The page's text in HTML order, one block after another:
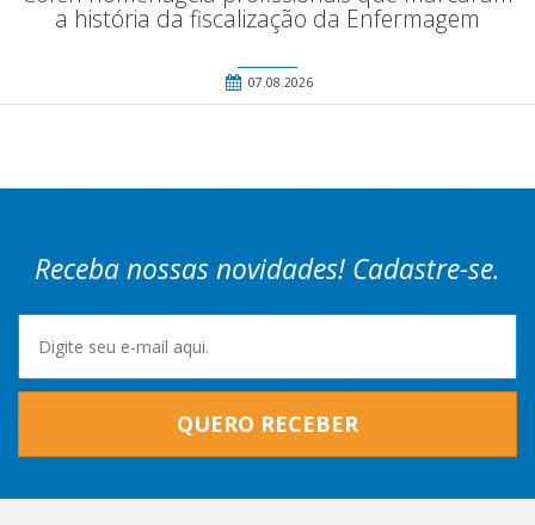
a história da fiscalização da Enfermagem
07.08.2026
Receba nossas novidades! Cadastre-se.
QUERO RECEBER